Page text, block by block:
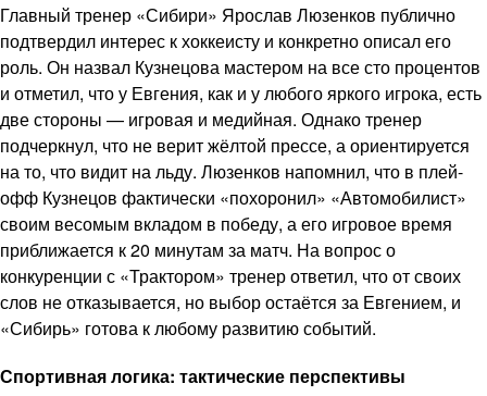
Главный тренер «Сибири» Ярослав Люзенков публично
подтвердил интерес к хоккеисту и конкретно описал его
роль. Он назвал Кузнецова мастером на все сто процентов
и отметил, что у Евгения, как и у любого яркого игрока, есть
две стороны — игровая и медийная. Однако тренер
подчеркнул, что не верит жёлтой прессе, а ориентируется
на то, что видит на льду. Люзенков напомнил, что в плей-
офф Кузнецов фактически «похоронил» «Автомобилист»
своим весомым вкладом в победу, а его игровое время
приближается к 20 минутам за матч. На вопрос о
конкуренции с «Трактором» тренер ответил, что от своих
слов не отказывается, но выбор остаётся за Евгением, и
«Сибирь» готова к любому развитию событий.
Спортивная логика: тактические перспективы